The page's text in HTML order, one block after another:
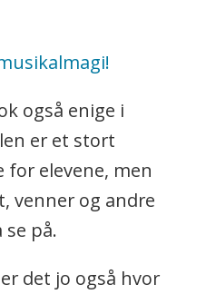
også enige i
er et stort
elevene, men
venner og andre
på.
det jo også hvor